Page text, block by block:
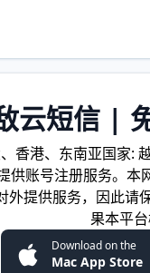
云短信 |
香港、东南亚国家:
供账号注册服务。本
外提供服务，因此
果本平台
Download on the
Mac App Store